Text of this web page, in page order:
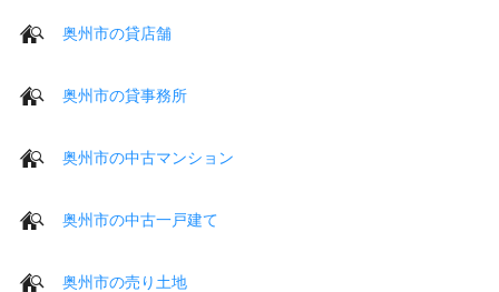
奥州市の貸店舗
奥州市の貸事務所
奥州市の中古マンション
奥州市の中古一戸建て
奥州市の売り土地